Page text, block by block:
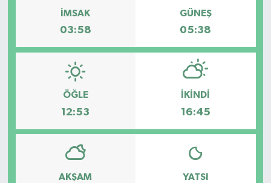
İMSAK
03:58
GÜNEŞ
05:38
ÖĞLE
12:53
İKINDI
16:45
AKŞAM YATSI